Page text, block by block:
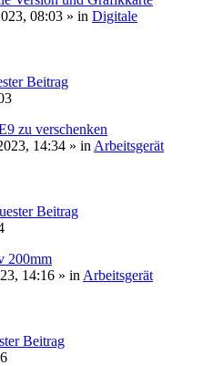
08:03 » in Digitale
Beitrag
zu verschenken
14:34 » in Arbeitsgerät
Beitrag
200mm
14:16 » in Arbeitsgerät
Beitrag